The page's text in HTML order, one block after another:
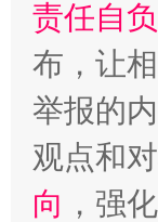
责任自负
布，让
举报的
观点和
向 ，强